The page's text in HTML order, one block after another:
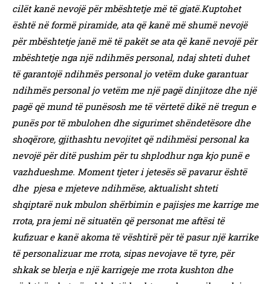
cilët kanë nevojë për mbështetje më të gjatë.Kuptohet
është në formë piramide, ata që kanë më shumë nevojë
për mbështetje janë më të pakët se ata që kanë nevojë për
mbështetje nga një ndihmës personal, ndaj shteti duhet
të garantojë ndihmës personal jo vetëm duke garantuar
ndihmës personal jo vetëm me një pagë dinjitoze dhe një
pagë që mund të punësosh me të vërtetë dikë në tregun e
punës por të mbulohen dhe sigurimet shëndetësore dhe
shoqërore, gjithashtu nevojitet që ndihmësi personal ka
nevojë për ditë pushim për tu shplodhur nga kjo punë e
vazhdueshme. Moment tjeter i jetesës së pavarur është
dhe pjesa e mjeteve ndihmëse, aktualisht shteti
shqiptarë nuk mbulon shërbimin e pajisjes me karrige me
rrota, pra jemi në situatën që personat me aftësi të
kufizuar e kanë akoma të vështirë për të pasur një karrike
të personalizuar me rrota, sipas nevojave të tyre, për
shkak se blerja e një karrigeje me rrota kushton dhe